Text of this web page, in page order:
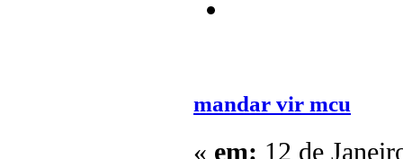
mandar vir mcu
« em: 12 de